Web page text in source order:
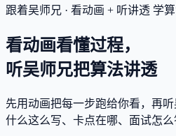
跟着吴师兄 · 看动画 + 听讲透 学
看动画看懂过程，
听吴师兄把算法讲透
先用动画把每一步跑给你看，再
什么这么写、卡点在哪、面试怎么